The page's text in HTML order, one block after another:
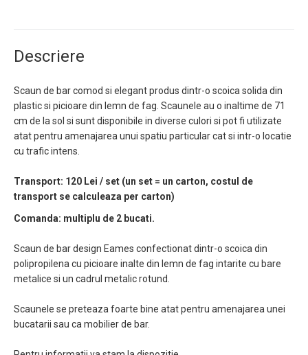
Descriere
Scaun de bar comod si elegant produs dintr-o scoica solida din
plastic si picioare din lemn de fag. Scaunele au o inaltime de 71
cm de la sol si sunt disponibile in diverse culori si pot fi utilizate
atat pentru amenajarea unui spatiu particular cat si intr-o locatie
cu trafic intens.
Transport: 120 Lei / set (un set = un carton, costul de
transport se calculeaza per carton)
Comanda: multiplu de 2 bucati.
Scaun de bar design Eames confectionat dintr-o scoica din
polipropilena cu picioare inalte din lemn de fag intarite cu bare
metalice si un cadrul metalic rotund.
Scaunele se preteaza foarte bine atat pentru amenajarea unei
bucatarii sau ca mobilier de bar.